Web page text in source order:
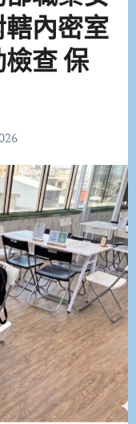
內密室
查 保